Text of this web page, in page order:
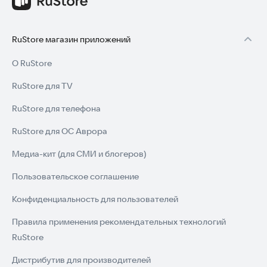
RuStore магазин приложений
О RuStore
RuStore для TV
RuStore для телефона
RuStore для ОС Аврора
Медиа-кит (для СМИ и блогеров)
Пользовательское соглашение
Конфиденциальность для пользователей
Правила применения рекомендательных технологий
RuStore
Дистрибутив для производителей